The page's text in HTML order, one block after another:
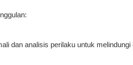
dan analisis perilaku untuk